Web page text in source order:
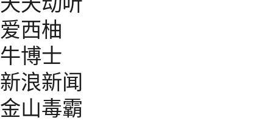
爱西柚
牛博士
新浪新闻
金山毒霸